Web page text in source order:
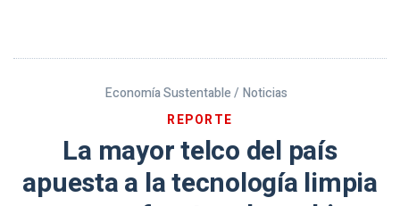
Economía Sustentable / Noticias
REPORTE
La mayor telco del país
apuesta a la tecnología limpia